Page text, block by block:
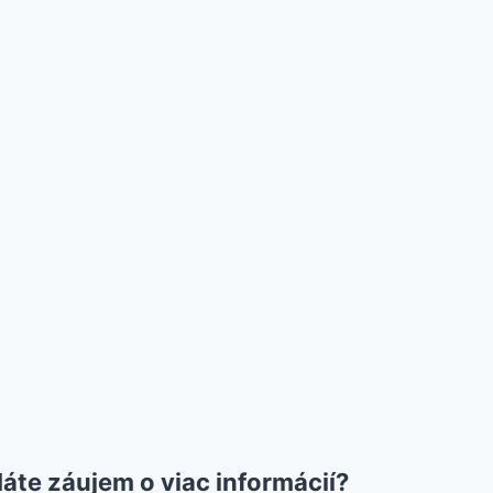
záujem o viac informácií?